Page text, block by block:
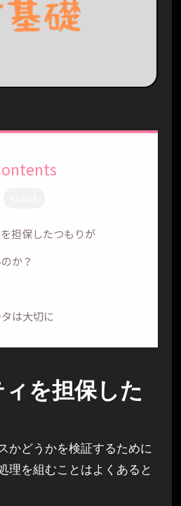
担保したつもりが
か？
は大切に
を担保した
理を組むことはよくあると